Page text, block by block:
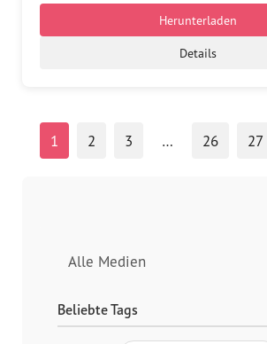
Alle Medien
Beliebte Tags
Herunterladen
Details
1 2 3 … 26 27